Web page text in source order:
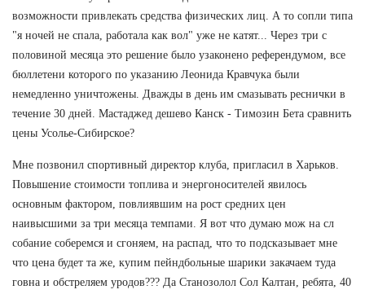
возможности привлекать средства физических лиц. А то сопли типа
"я ночей не спала, работала как вол" уже не катят... Через три с
половиной месяца это решение было узаконено референдумом, все
бюллетени которого по указанию Леонида Кравчука были
немедленно уничтожены. Дважды в день им смазывать реснички в
течение 30 дней. Мастаджед дешево Канск - Tимозин Бета сравнить
цены Усолье-Сибирское?
Мне позвонил спортивный директор клуба, пригласил в Харьков.
Повышение стоимости топлива и энергоносителей явилось
основным фактором, повлиявшим на рост средних цен
наивысшими за три месяца темпами. Я вот что думаю мож на сл
собание соберемся и сгоняем, на распад, что то подсказывает мне
что цена будет та же, купим пейндбольные шарики закачаем туда
говна и обстреляем уродов??? Да Станозолол Сол Калтан, ребята, 40